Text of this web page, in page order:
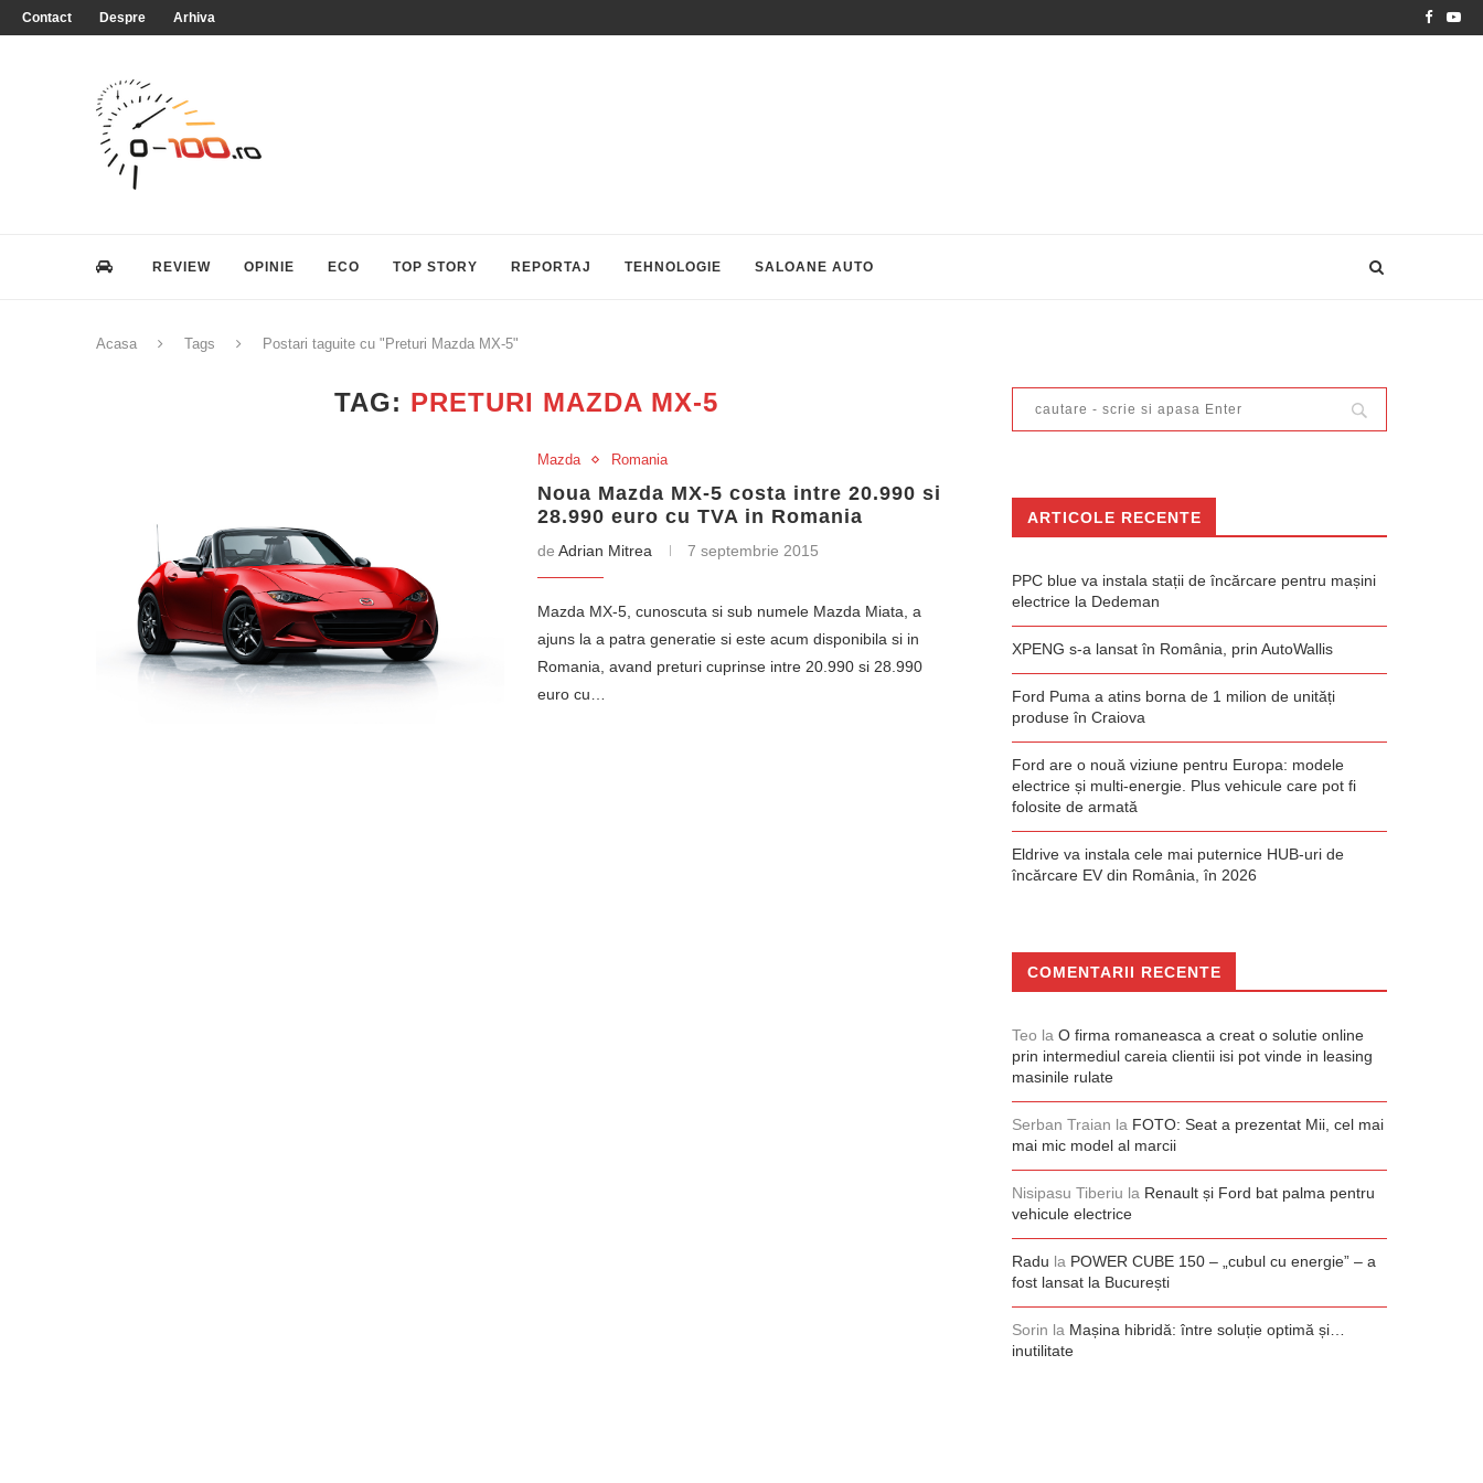
Contact Despre Arhiva
REVIEW OPINIE ECO TOP STORY REPORTAJ TEHNOLOGIE SALOANE AUTO
Acasa Tags Postari taguite cu "Preturi Mazda MX-5"
TAG: PRETURI MAZDA MX-5
Mazda Romania
Noua Mazda MX-5 costa intre 20.990 si
28.990 euro cu TVA in Romania
de Adrian Mitrea 7 septembrie 2015
Mazda MX-5, cunoscuta si sub numele Mazda Miata, a
ajuns la a patra generatie si este acum disponibila si in
Romania, avand preturi cuprinse intre 20.990 si 28.990
euro cu…
ARTICOLE RECENTE
PPC blue va instala stații de încărcare pentru mașini
electrice la Dedeman
XPENG s-a lansat în România, prin AutoWallis
Ford Puma a atins borna de 1 milion de unități
produse în Craiova
Ford are o nouă viziune pentru Europa: modele
electrice și multi-energie. Plus vehicule care pot fi
folosite de armată
Eldrive va instala cele mai puternice HUB-uri de
încărcare EV din România, în 2026
COMENTARII RECENTE
Teo la O firma romaneasca a creat o solutie online
prin intermediul careia clientii isi pot vinde in leasing
masinile rulate
Serban Traian la FOTO: Seat a prezentat Mii, cel mai
mai mic model al marcii
Nisipasu Tiberiu la Renault și Ford bat palma pentru
vehicule electrice
Radu la POWER CUBE 150 – „cubul cu energie” – a
fost lansat la București
Sorin la Mașina hibridă: între soluție optimă și…
inutilitate